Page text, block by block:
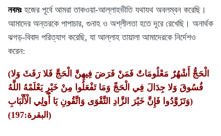
নবমঃ হজের পূর্বে আমরা তাকওয়া-আল্লাহভীতি যথাযথ অবলম্বন করেছি।
আমাদের অন্তরকে পাপাচার, গুনাহ ও অশ্লীলতা হতে দূরে রেখেছি। অনার্থক
ঝগড়-বিবাদ পরিত্যাগ করেছি, যা আল্লাহ তায়ালা আমাদেরকে নির্দেশও
করেন:
(الْحَجُّ أَشْهُرٌ مَعْلُومَاتٌ فَمَنْ فَرَضَ فِيهِنَّ الْحَجَّ فَلا رَفَثَ وَلا
فُسُوقَ وَلا جِدَالَ فِي الْحَجِّ وَمَا تَفْعَلُوا مِنْ خَيْرٍ يَعْلَمْهُ اللَّهُ
وَتَزَوَّدُوا فَإِنَّ خَيْرَ الزَّادِ التَّقْوَى وَاتَّقُونِ يَا أُولِي الْأَلْبَابِ)
(البقرة:197)